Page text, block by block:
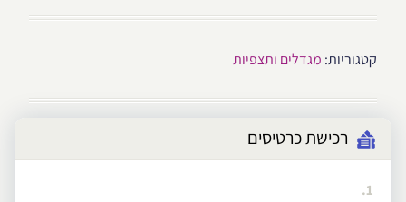
קטגוריות: מגדלים ותצפיות
רכישת כרטיסים
1.